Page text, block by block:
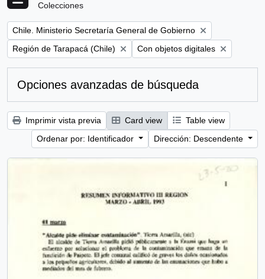
Colecciones
Remove filter:
Chile. Ministerio Secretaría General de Gobierno
Remove filter:
Región de Tarapacá (Chile) Remove filter:
Con objetos digitales
Opciones avanzadas de búsqueda
Imprimir vista previa Card view
Table view
Ordenar por: Identificador
Dirección: Descendente